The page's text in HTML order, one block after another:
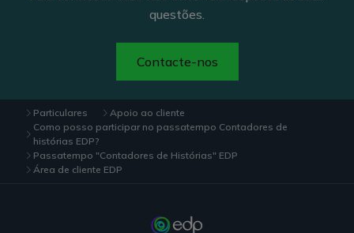
questões.
Contacte-nos
Particulares
Apoio ao cliente
Como posso participar no passatempo Contadores de
histórias EDP?
Passatempo "Contadores de Histórias" EDP
Área de cliente EDP